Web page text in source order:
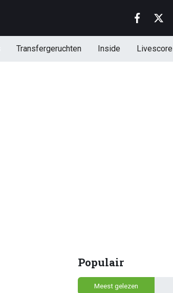
Transfergeruchten Inside Livescore
Populair
Meest gelezen